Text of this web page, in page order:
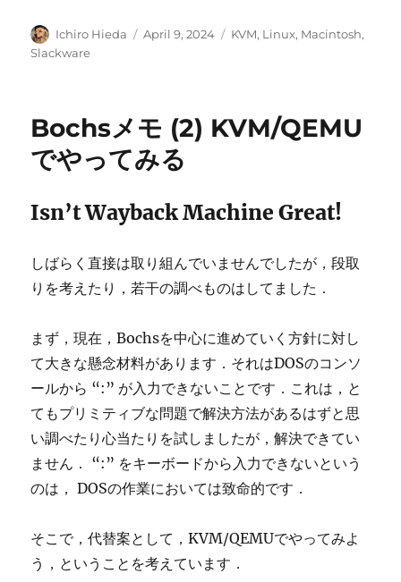
Author
Ichiro Hieda
Posted
April 9, 2024 Categories
KVM, Linux, Macintosh,
Slackware
Bochsメモ (2) KVM/QEMU
でやってみる
Isn’t Wayback Machine Great!
しばらく直接は取り組んでいませんでしたが，段取
りを考えたり，若干の調べものはしてました．
まず，現在，Bochsを中心に進めていく方針に対し
て大きな懸念材料があります．それはDOSのコンソ
ールから “:” が入力できないことです．これは，と
てもプリミティブな問題で解決方法があるはずと思
い調べたり心当たりを試しましたが，解決できてい
ません． “:” をキーボードから入力できないという
のは， DOSの作業においては致命的です．
そこで，代替案として，KVM/QEMUでやってみよ
う，ということを考えています．